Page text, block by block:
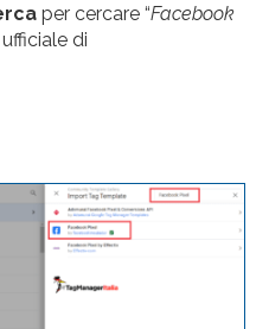
per cercare “Facebook
di